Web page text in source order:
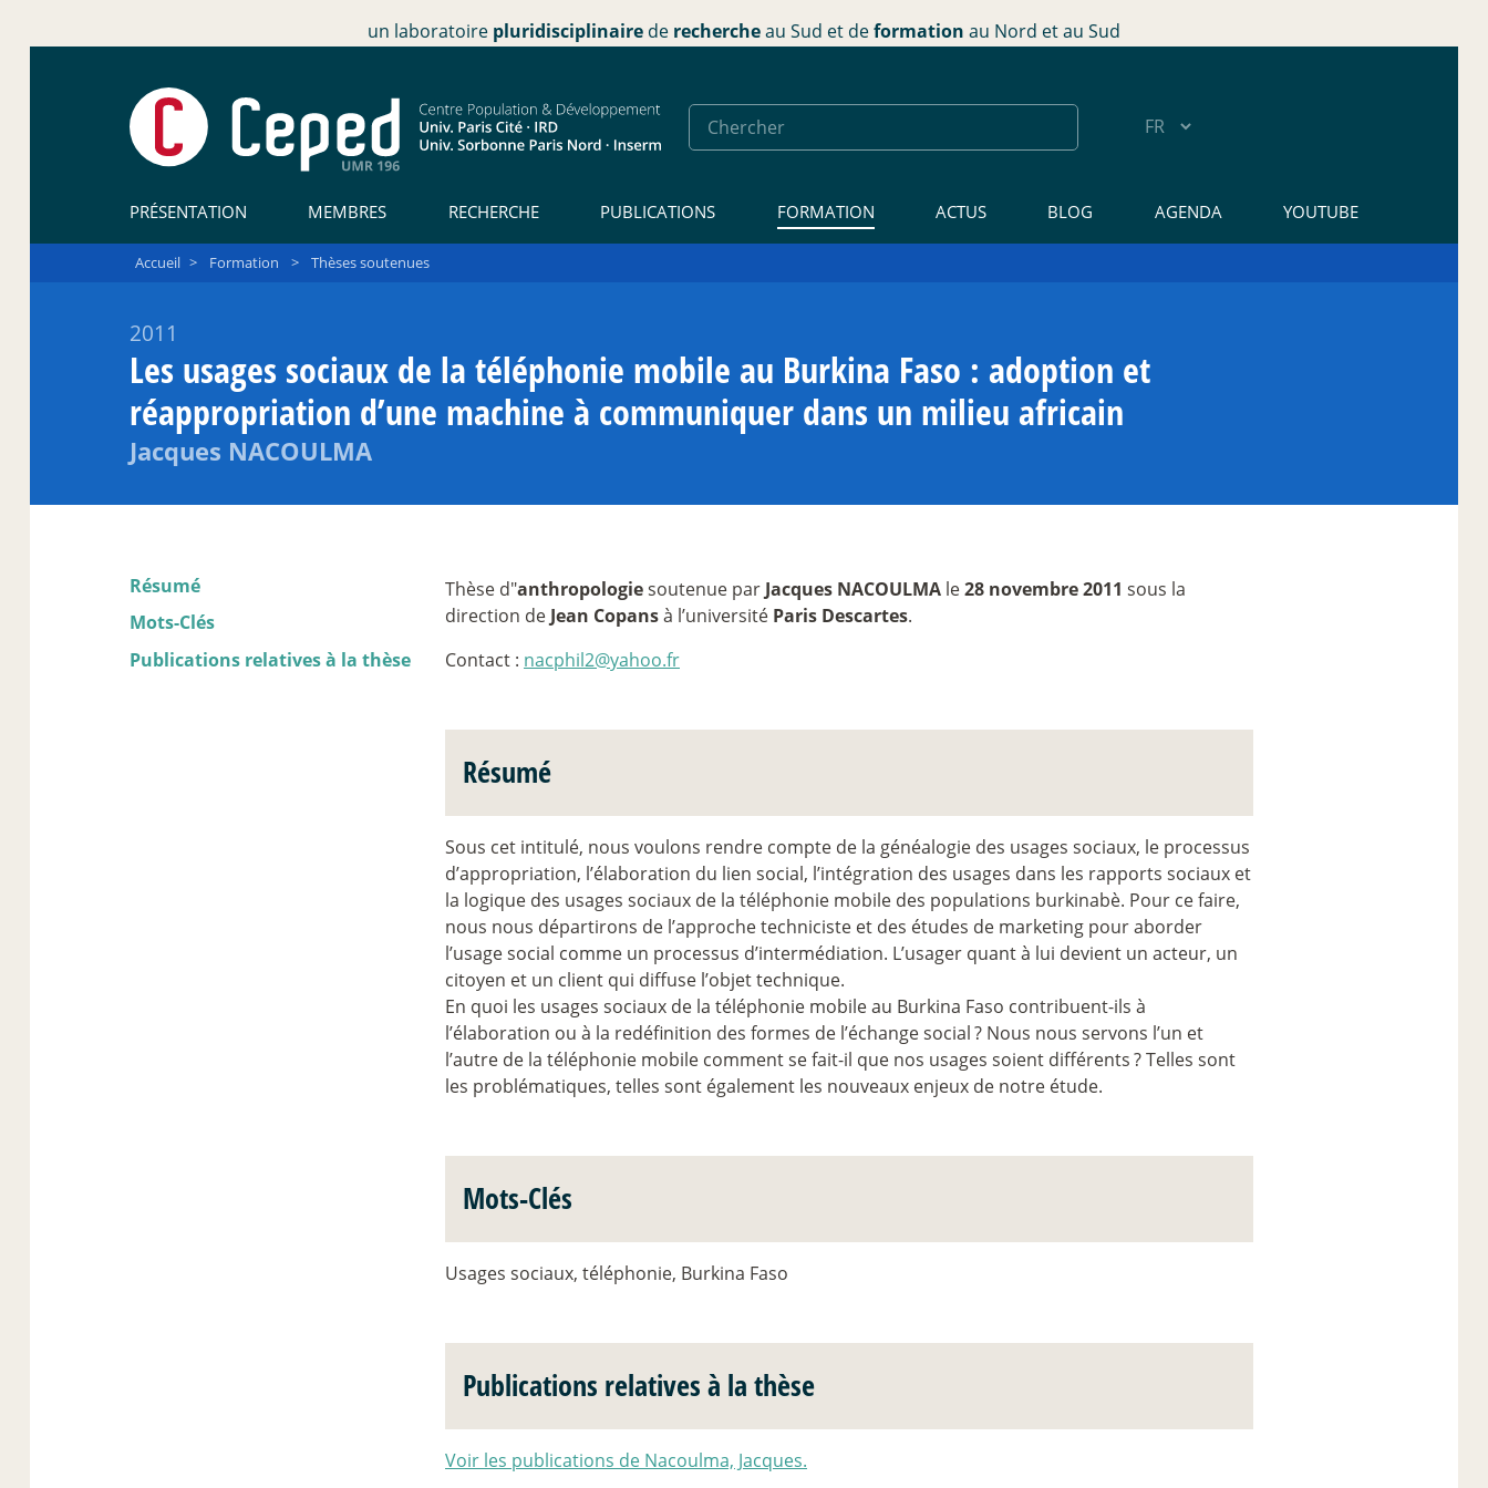
un laboratoire pluridisciplinaire de rechercheau Sud et deformation au Nord et au Sud
PRÉSENTATION MEMBRES RECHERCHE PUBLICATIONS FORMATION ACTUS BLOG AGENDA YOUTUBE
Accueil > Formation > Thèses soutenues
2011
Les usages sociaux de la téléphonie mobile au Burkina Faso : adoption et
réappropriation d’une machine à communiquer dans un milieu africain
Jacques NACOULMA
Résumé
Mots-Clés
Publications relatives à la thèse
Thèse d"anthropologiesoutenue par Jacques NACOULMA le28 novembre 2011 sous la
direction de Jean Copansà l’université Paris Descartes.
Contact : nacphil2@yahoo.fr
Résumé
Sous cet intitulé, nous voulons rendre compte de la généalogie des usages sociaux, le processus
d’appropriation, l’élaboration du lien social, l’intégration des usages dans les rapports sociaux et
la logique des usages sociaux de la téléphonie mobile des populations burkinabè. Pour ce faire,
nous nous départirons de l’approche techniciste et des études de marketing pour aborder
l’usage social comme un processus d’intermédiation. L’usager quant à lui devient un acteur, un
citoyen et un client qui diffuse l’objet technique.
En quoi les usages sociaux de la téléphonie mobile au Burkina Faso contribuent-ils à
l’élaboration ou à la redéfinition des formes de l’échange social? Nous nous servons l’un et
l’autre de la téléphonie mobile comment se fait-il que nos usages soient différents? Telles sont
les problématiques, telles sont également les nouveaux enjeux de notre étude.
Mots-Clés
Usages sociaux, téléphonie, Burkina Faso
Publications relatives à la thèse
Voir les publications de Nacoulma, Jacques.